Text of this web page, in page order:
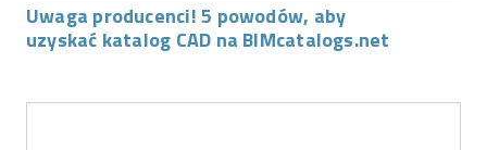
Uwaga producenci! 5 powodów, aby
uzyskać katalog CAD na BIMcatalogs.net